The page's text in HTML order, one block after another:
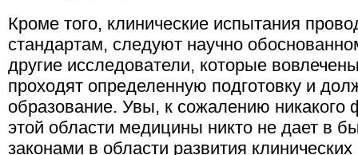
Кроме того, клинические испытания
стандартам, следуют научно
другие исследователи, которые
проходят определенную подготовку и
образование. Увы, к сожалению никакого
этой области медицины никто не дает в
законами в области развития